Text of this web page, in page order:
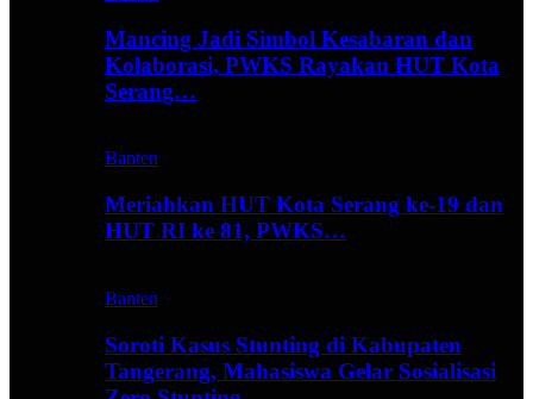
Mancing Jadi Simbol Kesabaran dan
Kolaborasi, PWKS Rayakan HUT Kota
Serang…
Banten
Meriahkan HUT Kota Serang ke-19 dan
HUT RI ke 81, PWKS…
Banten
Soroti Kasus Stunting di Kabupaten
Tangerang, Mahasiswa Gelar Sosialisasi